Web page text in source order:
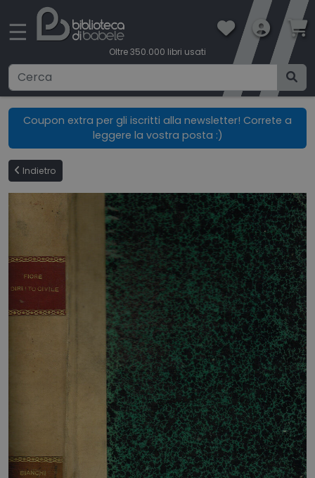
☰
Oltre 350.000 libri usati
Ricerca avanzata
CONDIZIONI DI VENDITA
BOOKLOVERS CARD
SPEDIZIONI
CONTATTI
BLOG
Coupon extra per gli iscritti alla newsletter! Correte a
leggere la vostra posta :)
Indietro